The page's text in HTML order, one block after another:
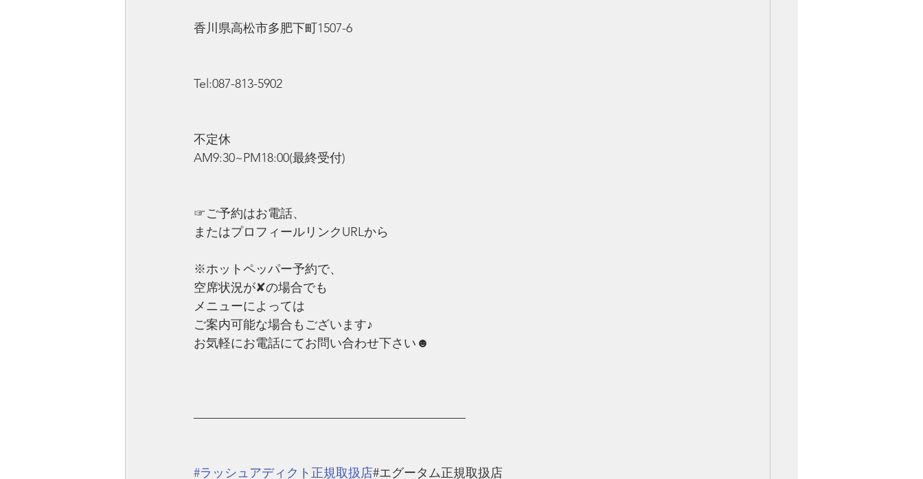
香川県高松市多肥下町1507-6
Tel:087-813-5902
不定休
AM9:30~PM18:00(最終受付)
☞ご予約はお電話、
またはプロフィールリンクURLから
※ホットペッパー予約で、
空席状況が✘の場合でも
メニューによっては
ご案内可能な場合もございます♪
お気軽にお電話にてお問い合わせ下さい☻
——————————————————————
#ラッシュアディクト正規取扱店#エグータム正規取扱店